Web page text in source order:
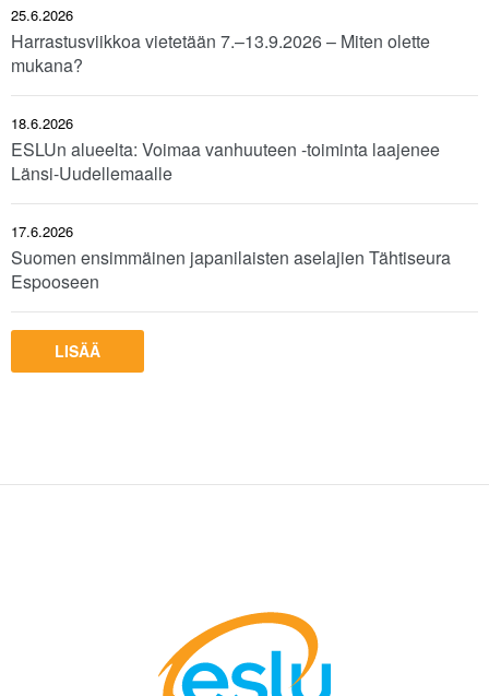
25.6.2026
Harrastusviikkoa vietetään 7.–13.9.2026 – Miten olette
mukana?
18.6.2026
ESLUn alueelta: Voimaa vanhuuteen -toiminta laajenee
Länsi-Uudellemaalle
17.6.2026
Suomen ensimmäinen japanilaisten aselajien Tähtiseura
Espooseen
LISÄÄ